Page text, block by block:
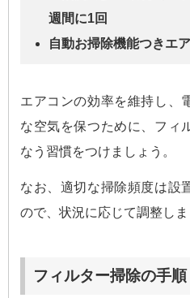
週間に1回
自動お掃除機能つきエ
エアコンの効率を維持し、
な空気を保つために、フィ
なう習慣をつけましょう。
なお、適切な掃除頻度は設
ので、状況に応じて調整しま
フィルター掃除の手順